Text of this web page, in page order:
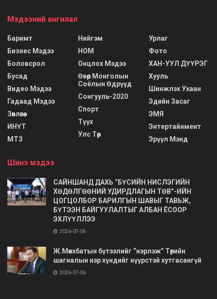
Мэдээний ангилал
Баримт
Бизнес Мэдээ
Боловсрол
Бусад
Видео Мэдээ
Гадаад Мэдээ
Зөвлөгөө
ИНҮТ
МТЗ
Нийгэм
НОМ
Онцлох Мэдээ
Өвөр Монголын
Соёлын Өдрүүд
Сонгууль-2020
Спорт
Түүх
Улс Төр
Урлаг
Фото
ХАН-УУЛ ДҮҮРЭГ
Хууль
Шинжлэх Ухаан
Эдийн Засаг
ЭМЯ
Энтертайнмент
Эрүүл Мэнд
Шинэ мэдээ
САЙНШАНД ДАХЬ “БҮСИЙН НИСЛЭГИЙН
ХӨДӨЛГӨӨНИЙ УДИРДЛАГЫН ТӨВ”-ИЙН
ЦОГЦОЛБОР БАРИЛГЫН ШАВЫГ ТАВЬЖ,
БҮТЭЭН БАЙГУУЛАЛТЫГ АЛБАН ЁСООР
ЭХЛҮҮЛЛЭЭ
2026-07-06
Ж.Мөнхбатын бүтээлийг “нэрлэж” Төрийн
шагналын нэр хүндийг нүүрстэй хутгасангүй
2026-07-06